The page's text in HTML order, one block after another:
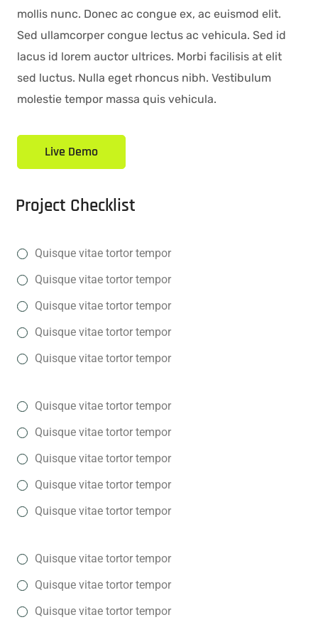
mollis nunc. Donec ac congue ex, ac euismod elit.
Sed ullamcorper congue lectus ac vehicula. Sed id
lacus id lorem auctor ultrices. Morbi facilisis at elit
sed luctus. Nulla eget rhoncus nibh. Vestibulum
molestie tempor massa quis vehicula.
Live Demo
Project Checklist
Quisque vitae tortor tempor
Quisque vitae tortor tempor
Quisque vitae tortor tempor
Quisque vitae tortor tempor
Quisque vitae tortor tempor
Quisque vitae tortor tempor
Quisque vitae tortor tempor
Quisque vitae tortor tempor
Quisque vitae tortor tempor
Quisque vitae tortor tempor
Quisque vitae tortor tempor
Quisque vitae tortor tempor
Quisque vitae tortor tempor